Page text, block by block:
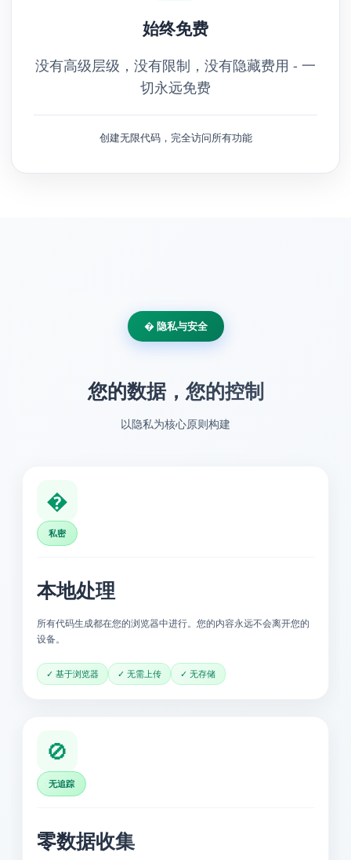
始终免费
没有高级层级，没有限制，没有隐藏费用 - 一
切永远免费
创建无限代码，完全访问所有功能
� 隐私与安全
您的数据，您的控制
以隐私为核心原则构建
�
私密
本地处理
所有代码生成都在您的浏览器中进行。您的内容永远不会离开您的
设备。
✓ 基于浏览器 ✓ 无需上传 ✓ 无存储
🚫
无追踪
零数据收集